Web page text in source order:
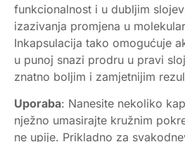
funkcionalnost i u dubljim
izazivanja promjena u
Inkapsulacija tako omogućuje
u punoj snazi prodru u pravi
znatno boljim i zamjetnijim
Uporaba: Nanesite nekoliko
nježno umasirajte kružnim
ne upije. Prikladno za